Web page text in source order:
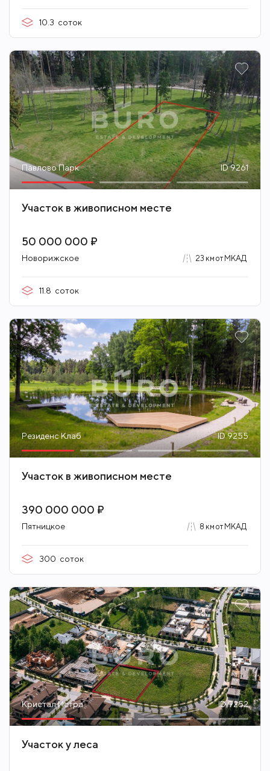
10.3 соток
Павлово Парк ID 9261
Участок в живописном месте
50 000 000 ₽
Новорижское 23 км от МКАД
11.8 соток
Резиденс Клаб ID 9255
Участок в живописном месте
390 000 000 ₽
Пятницкое 8 км от МКАД
300 соток
Кристал Истра ID 9252
Участок у леса